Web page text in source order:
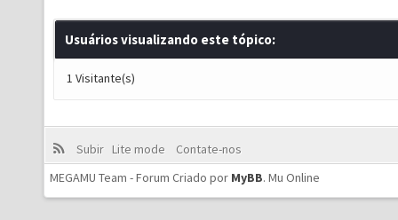
Usuários visualizando este tópico:
1 Visitante(s)
Subir Lite mode
Contate-nos
MEGAMU Team - Forum Criado por MyBB. Mu Online